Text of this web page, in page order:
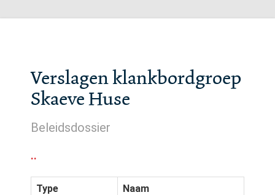
Verslagen klankbordgroep
Skaeve Huse
Beleidsdossier
..
Type Naam